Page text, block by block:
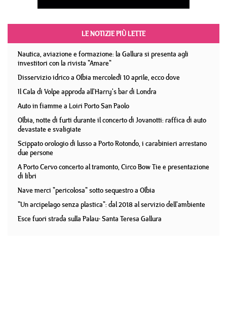
LE NOTIZIE PIÙ LETTE
Nautica, aviazione e formazione: la Gallura si presenta agli
investitori con la rivista "Amare"
Disservizio idrico a Olbia mercoledì 10 aprile, ecco dove
Il Cala di Volpe approda all'Harry's bar di Londra
Auto in fiamme a Loiri Porto San Paolo
Olbia, notte di furti durante il concerto di Jovanotti: raffica di auto
devastate e svaligiate
Scippato orologio di lusso a Porto Rotondo, i carabinieri arrestano
due persone
A Porto Cervo concerto al tramonto, Circo Bow Tie e presentazione
di libri
Nave merci "pericolosa" sotto sequestro a Olbia
"Un arcipelago senza plastica": dal 2018 al servizio dell'ambiente
Esce fuori strada sulla Palau- Santa Teresa Gallura